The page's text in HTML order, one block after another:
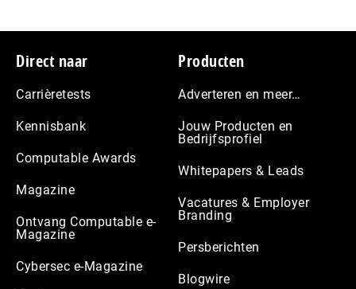
Footer
Direct naar
Carrièretests
Kennisbank
Computable Awards
Magazine
Ontvang Computable e-
Magazine
Cybersec e-Magazine
Producten
Adverteren en meer…
Jouw Producten en
Bedrijfsprofiel
Whitepapers & Leads
Vacatures & Employer
Branding
Persberichten
Blogwire